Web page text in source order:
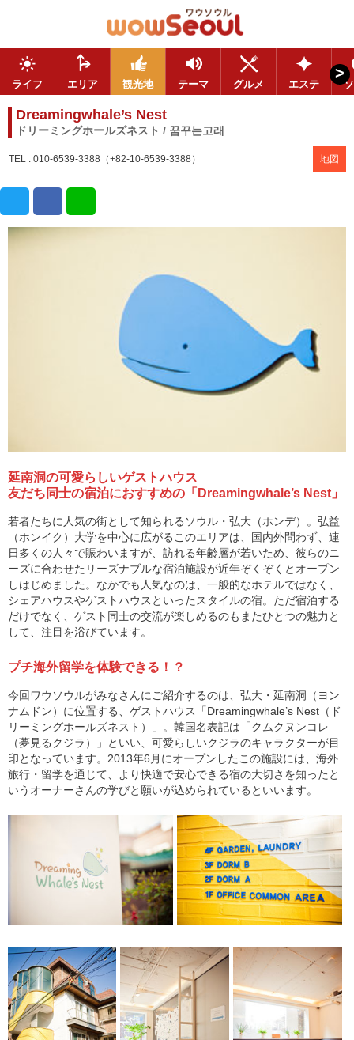
ライフ エリア 観光地 テーマ グルメ エステ
>
Dreamingwhale’s Nest
ドリーミングホールズネスト / 꿈꾸는고래
TEL : 010-6539-3388（+82-10-6539-3388） 地図
延南洞の可愛らしいゲストハウス
友だち同士の宿泊におすすめの「Dreamingwhale’s Nest」
若者たちに人気の街として知られるソウル・弘大（ホンデ）。弘益
（ホンイク）大学を中心に広がるこのエリアは、国内外問わず、連
日多くの人々で賑わいますが、訪れる年齢層が若いため、彼らのニ
ーズに合わせたリーズナブルな宿泊施設が近年ぞくぞくとオープン
しはじめました。なかでも人気なのは、一般的なホテルではなく、
シェアハウスやゲストハウスといったスタイルの宿。ただ宿泊する
だけでなく、ゲスト同士の交流が楽しめるのもまたひとつの魅力と
して、注目を浴びています。
プチ海外留学を体験できる！？
今回ワウソウルがみなさんにご紹介するのは、弘大・延南洞（ヨン
ナムドン）に位置する、ゲストハウス「Dreamingwhale’s Nest（ド
リーミングホールズネスト）」。韓国名表記は「クムクヌンコレ
（夢見るクジラ）」といい、可愛らしいクジラのキャラクターが目
印となっています。2013年6月にオープンしたこの施設には、海外
旅行・留学を通じて、より快適で安心できる宿の大切さを知ったと
いうオーナーさんの学びと願いが込められているといいます。